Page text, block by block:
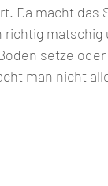
Da macht
setze
man nicht